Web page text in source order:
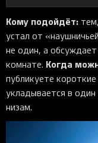
Кому подойдёт:
устал от
не один, а
комнате. Когда
публикуете
укладывается в один
низам.